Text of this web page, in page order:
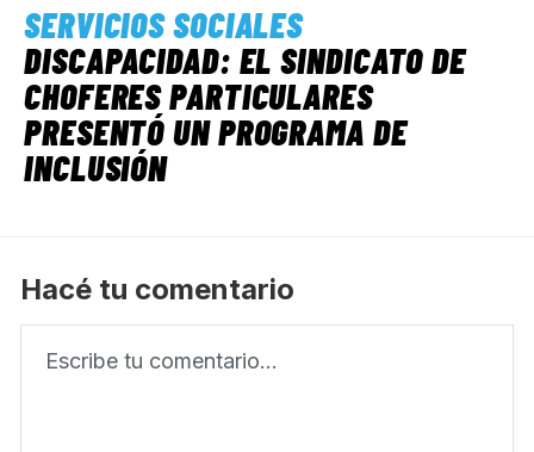
SERVICIOS SOCIALES
DISCAPACIDAD: EL SINDICATO DE
CHOFERES PARTICULARES
PRESENTÓ UN PROGRAMA DE
INCLUSIÓN
Hacé tu comentario